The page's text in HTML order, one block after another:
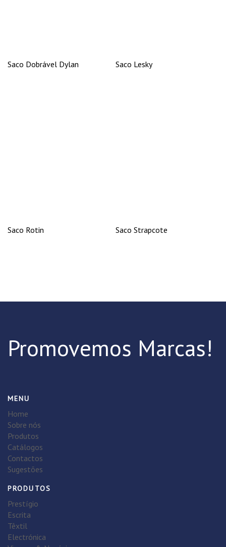
Saco Dobrável Dylan Saco Lesky
Saco Rotin Saco Strapcote
Promovemos Marcas!
MENU
Home
Sobre nós
Produtos
Catálogos
Contactos
Sugestões
PRODUTOS
Prestígio
Escrita
Têxtil
Electrónica